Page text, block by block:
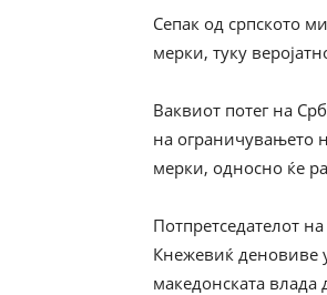
Сепак од српското
мерки, туку
Ваквиот потег на
на ограничувањето
мерки, односно ќе
Потпретседателот
Кнежевиќ деновиве
македонската